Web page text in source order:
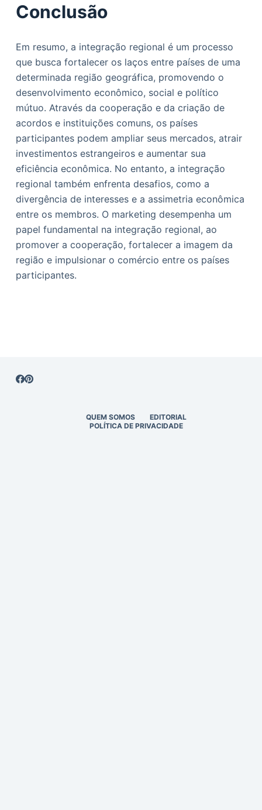
Conclusão
Em resumo, a integração regional é um processo
que busca fortalecer os laços entre países de uma
determinada região geográfica, promovendo o
desenvolvimento econômico, social e político
mútuo. Através da cooperação e da criação de
acordos e instituições comuns, os países
participantes podem ampliar seus mercados, atrair
investimentos estrangeiros e aumentar sua
eficiência econômica. No entanto, a integração
regional também enfrenta desafios, como a
divergência de interesses e a assimetria econômica
entre os membros. O marketing desempenha um
papel fundamental na integração regional, ao
promover a cooperação, fortalecer a imagem da
região e impulsionar o comércio entre os países
participantes.
QUEM SOMOS
EDITORIAL
POLÍTICA DE PRIVACIDADE